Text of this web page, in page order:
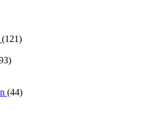
(121)
(44)